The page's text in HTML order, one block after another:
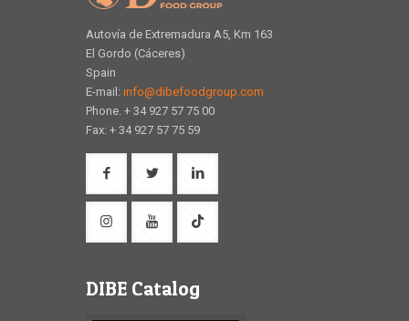
Autovía de Extremadura A5, Km 163
El Gordo (Cáceres)
Spain
E-mail: info@dibefoodgroup.com
Phone. + 34 927 57 75 00
Fax: + 34 927 57 75 59
DIBE Catalog